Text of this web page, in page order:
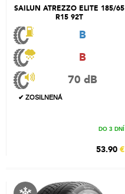
SAILUN ATREZZO ELITE 185/65
R15 92T
B
B
70 dB
✔ ZOSILNENÁ
DO 3 DNÍ
53.90 €